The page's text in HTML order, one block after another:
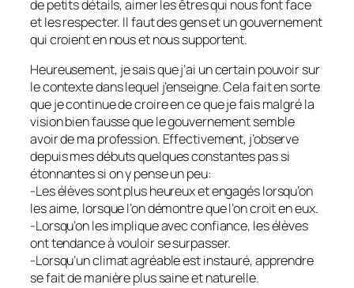
de petits détails, aimer les êtres qui nous font face
et les respecter. Il faut des gens et un gouvernement
qui croient en nous et nous supportent.
Heureusement, je sais que j’ai un certain pouvoir sur
le contexte dans lequel j’enseigne. Cela fait en sorte
que je continue de croire en ce que je fais malgré la
vision bien fausse que le gouvernement semble
avoir de ma profession. Effectivement, j’observe
depuis mes débuts quelques constantes pas si
étonnantes si on y pense un peu:
-Les élèves sont plus heureux et engagés lorsqu’on
les aime, lorsque l’on démontre que l’on croit en eux.
-Lorsqu’on les implique avec confiance, les élèves
ont tendance à vouloir se surpasser.
-Lorsqu’un climat agréable est instauré, apprendre
se fait de manière plus saine et naturelle.